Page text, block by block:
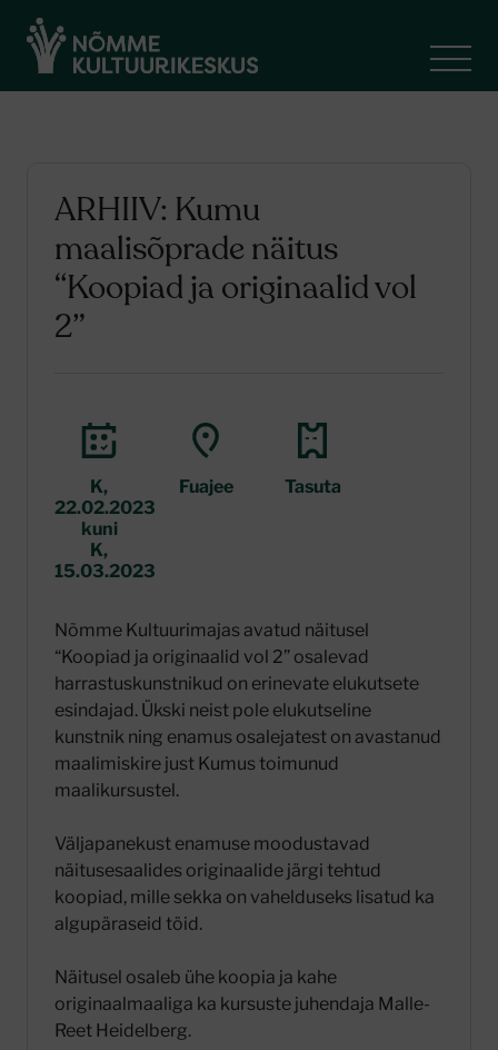
ARHIIV: Kumu
maalisõprade näitus
“Koopiad ja originaalid vol
2”
K,
22.02.2023
kuni
K,
15.03.2023
Fuajee Tasuta
Nõmme Kultuurimajas avatud näitusel
“Koopiad ja originaalid vol 2” osalevad
harrastuskunstnikud on erinevate elukutsete
esindajad. Ükski neist pole elukutseline
kunstnik ning enamus osalejatest on avastanud
maalimiskire just Kumus toimunud
maalikursustel.
Väljapanekust enamuse moodustavad
näitusesaalides originaalide järgi tehtud
koopiad, mille sekka on vahelduseks lisatud ka
algupäraseid töid.
Näitusel osaleb ühe koopia ja kahe
originaalmaaliga ka kursuste juhendaja Malle-
Reet Heidelberg.